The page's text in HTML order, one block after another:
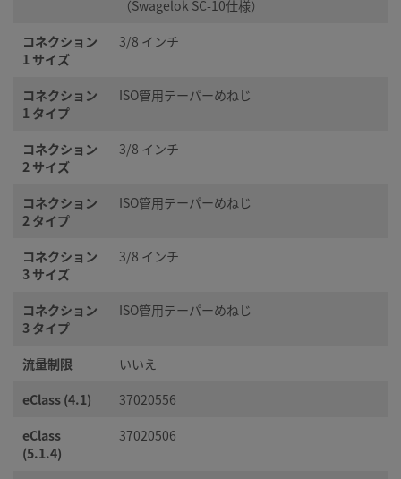
（Swagelok SC-10仕様）
コネクション
1 サイズ
3/8 インチ
コネクション
1 タイプ
ISO管用テーパーめねじ
コネクション
2 サイズ
3/8 インチ
コネクション
2 タイプ
ISO管用テーパーめねじ
コネクション
3 サイズ
3/8 インチ
コネクション
3 タイプ
ISO管用テーパーめねじ
流量制限
いいえ
eClass (4.1)
37020556
eClass
(5.1.4)
37020506